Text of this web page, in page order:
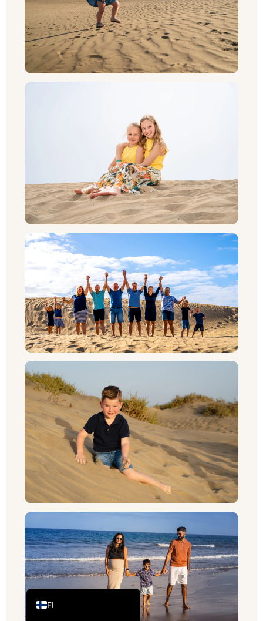
FI
DE
ES
DE_CH_INFORMAL
IT
DA
NB
SV
PL
CS
PT
UK
NL